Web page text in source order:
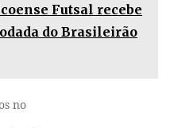
Futsal recebe
do Brasileirão
no